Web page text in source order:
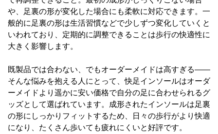
や、足裏の形が変化した場合にも柔軟に対応できます。一
般的に足裏の形は生活習慣などで少しずつ変化していくと
いわれており、定期的に調整できることは歩行の快適性に
大きく影響します。
既製品では合わない、でもオーダーメイドは高すぎる――
そんな悩みを抱える人にとって、快足インソールはオーダ
ーメイドより遥かに安い価格で自分の足に合わせられるグ
ッズとして選ばれています。成形されたインソールは足裏
の形にしっかりフィットするため、日々の歩行がより快適
になり、たくさん歩いても疲れにくいと好評です。